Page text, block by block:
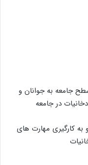
جامعه به جوانان و
در جامعه
کارگیری مهارت های